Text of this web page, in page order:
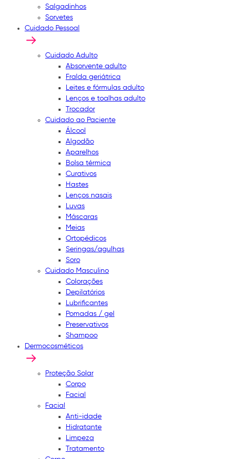
Salgadinhos
Sorvetes
Cuidado Pessoal
Cuidado Adulto
Absorvente adulto
Fralda geriátrica
Leites e fórmulas adulto
Lenços e toalhas adulto
Trocador
Cuidado ao Paciente
Álcool
Algodão
Aparelhos
Bolsa térmica
Curativos
Hastes
Lenços nasais
Luvas
Máscaras
Meias
Ortopédicos
Seringas/agulhas
Soro
Cuidado Masculino
Colorações
Depilatórios
Lubrificantes
Pomadas / gel
Preservativos
Shampoo
Dermocosméticos
Proteção Solar
Corpo
Facial
Facial
Anti-idade
Hidratante
Limpeza
Tratamento